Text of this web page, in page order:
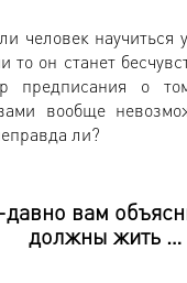
человек научиться
то он станет
предписания о
вообще
ли?
вам
должны жить …